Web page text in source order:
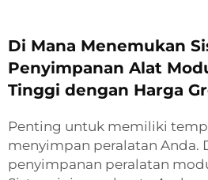
Di Mana Menemukan
Penyimpanan Alat
Tinggi dengan Harga
Penting untuk memiliki
menyimpan peralatan Anda.
penyimpanan peralatan